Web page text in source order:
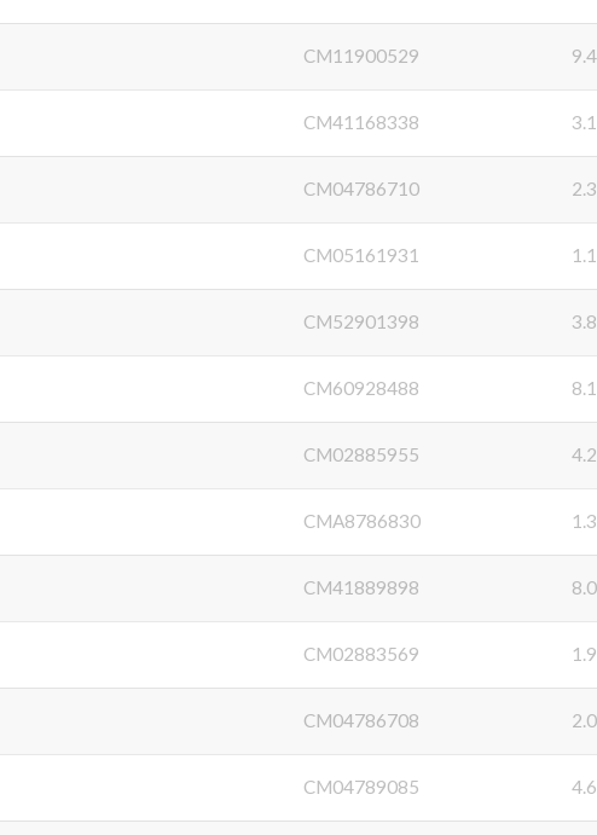
CM11900529 9.4
CM41168338 3.1
CM04786710 2.3
CM05161931 1.1
CM52901398 3.8
CM60928488 8.1
CM02885955 4.2
CMA8786830 1.3
CM41889898 8.0
CM02883569 1.9
CM04786708 2.0
CM04789085 4.6